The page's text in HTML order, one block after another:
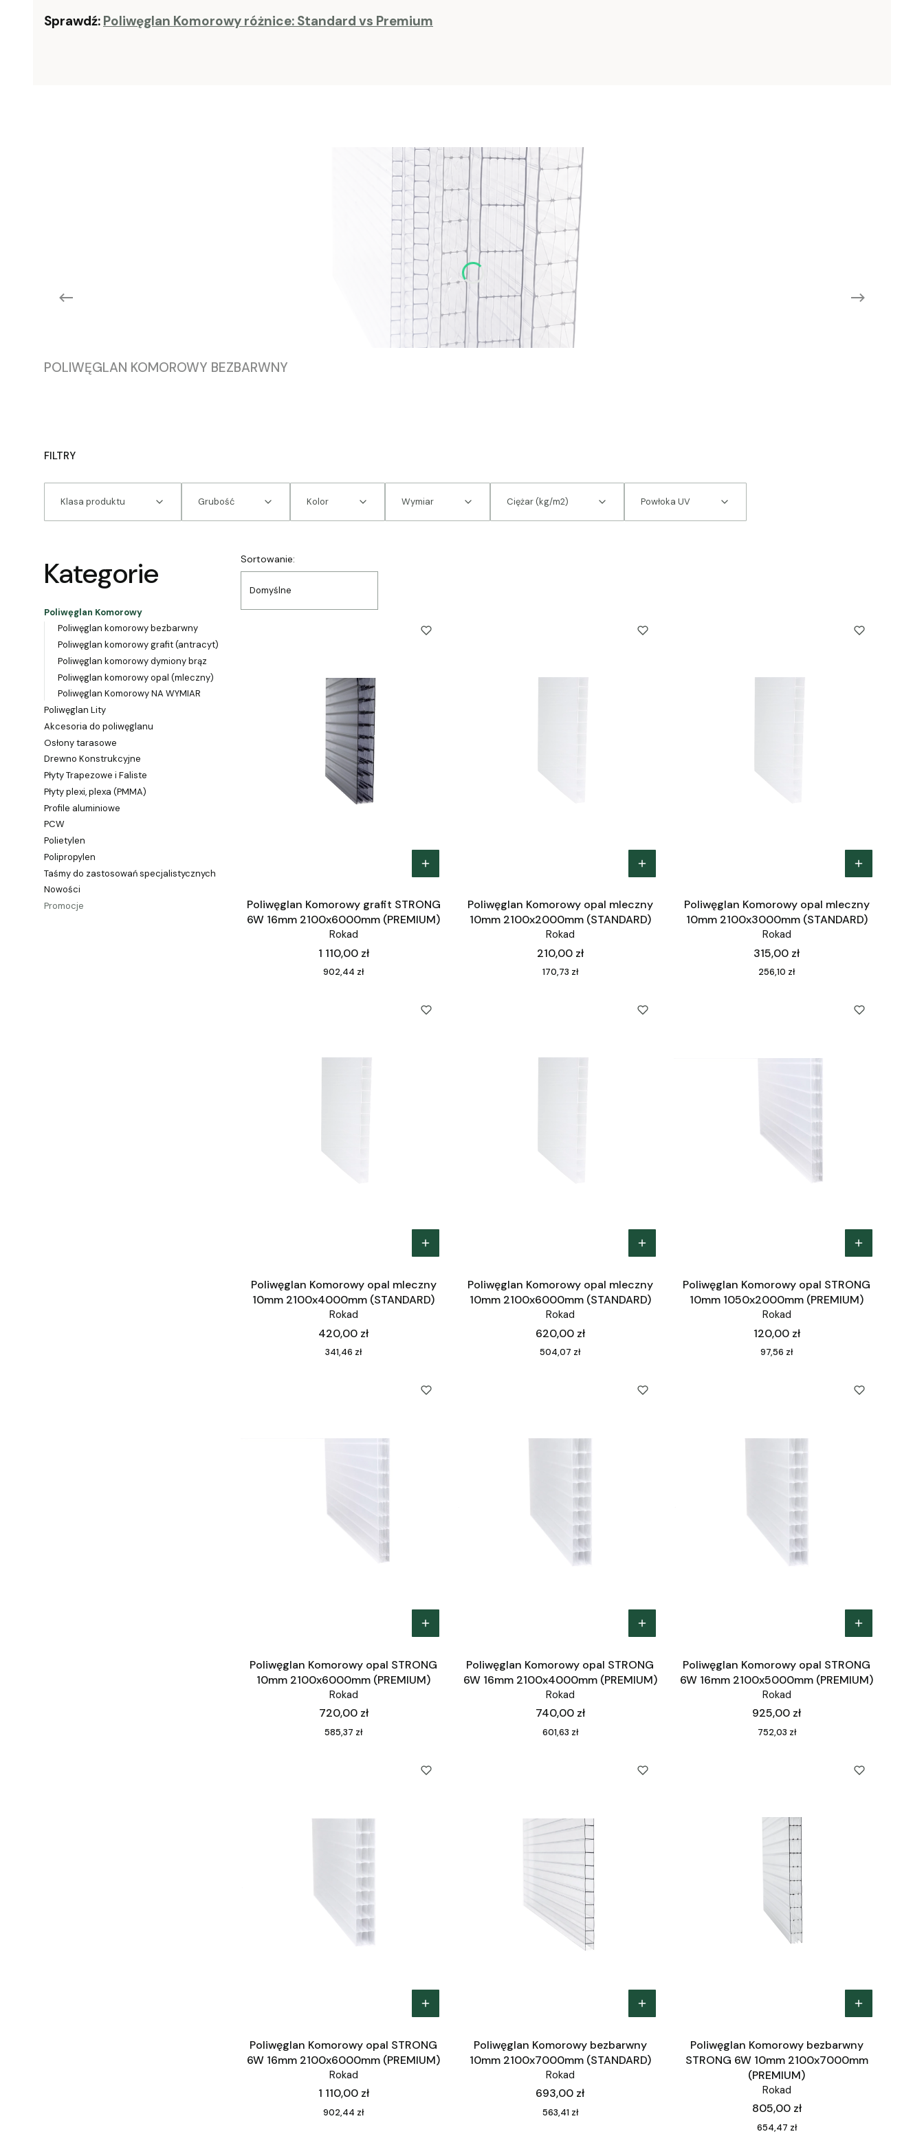
Sprawdź: Poliwęglan Komorowy różnice: Standard vs Premium
POLIWĘGLAN KOMOROWY BEZBARWNY
FILTRY
Klasa produktu Grubość Kolor Wymiar Ciężar (kg/m2) Powłoka UV
Kategorie
Poliwęglan Komorowy
Poliwęglan komorowy bezbarwny
Poliwęglan komorowy grafit (antracyt)
Poliwęglan komorowy dymiony brąz
Poliwęglan komorowy opal (mleczny)
Poliwęglan Komorowy NA WYMIAR
Poliwęglan Lity
Akcesoria do poliwęglanu
Osłony tarasowe
Drewno Konstrukcyjne
Płyty Trapezowe i Faliste
Płyty plexi, plexa (PMMA)
Profile aluminiowe
PCW
Polietylen
Polipropylen
Taśmy do zastosowań specjalistycznych
Nowości
Promocje
Lista produktów
Sortowanie:
Domyślne
Poliwęglan Komorowy grafit STRONG
6W 16mm 2100x6000mm (PREMIUM)
Rokad
Cena
1 110,00 zł
Cena
902,44 zł
Poliwęglan Komorowy opal mleczny
10mm 2100x2000mm (STANDARD)
Rokad
Cena
210,00 zł
Cena
170,73 zł
Poliwęglan Komorowy opal mleczny
10mm 2100x3000mm (STANDARD)
Rokad
Cena
315,00 zł
Cena
256,10 zł
Poliwęglan Komorowy opal mleczny
10mm 2100x4000mm (STANDARD)
Rokad
Cena
420,00 zł
Cena
341,46 zł
Poliwęglan Komorowy opal mleczny
10mm 2100x6000mm (STANDARD)
Rokad
Cena
620,00 zł
Cena
504,07 zł
Poliwęglan Komorowy opal STRONG
10mm 1050x2000mm (PREMIUM)
Rokad
Cena
120,00 zł
Cena
97,56 zł
Poliwęglan Komorowy opal STRONG
10mm 2100x6000mm (PREMIUM)
Rokad
Cena
720,00 zł
Cena
585,37 zł
Poliwęglan Komorowy opal STRONG
6W 16mm 2100x4000mm (PREMIUM)
Rokad
Cena
740,00 zł
Cena
601,63 zł
Poliwęglan Komorowy opal STRONG
6W 16mm 2100x5000mm (PREMIUM)
Rokad
Cena
925,00 zł
Cena
752,03 zł
Poliwęglan Komorowy opal STRONG
6W 16mm 2100x6000mm (PREMIUM)
Rokad
Cena
1 110,00 zł
Cena
902,44 zł
Poliwęglan Komorowy bezbarwny
10mm 2100x7000mm (STANDARD)
Rokad
Cena
693,00 zł
Cena
563,41 zł
Poliwęglan Komorowy bezbarwny
STRONG 6W 10mm 2100x7000mm
(PREMIUM)
Rokad
Cena
805,00 zł
Cena
654,47 zł